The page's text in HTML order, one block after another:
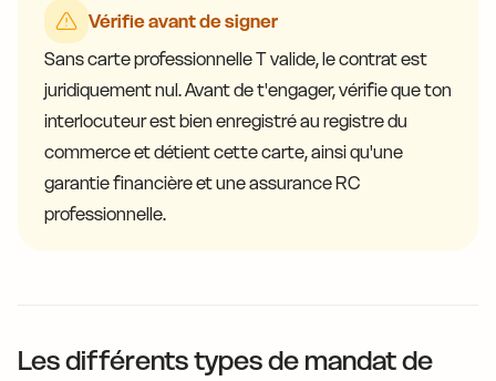
Vérifie avant de signer
Sans carte professionnelle T valide, le contrat est
juridiquement nul. Avant de t'engager, vérifie que ton
interlocuteur est bien enregistré au registre du
commerce et détient cette carte, ainsi qu'une
garantie financière et une assurance RC
professionnelle.
Les différents types de mandat de